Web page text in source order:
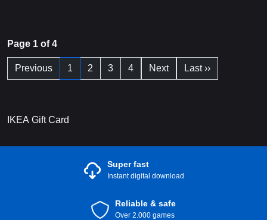
Page 1 of 4
Previous 1 2 3 4 Next Last ››
IKEA Gift Card
Super fast
Instant digital download
Reliable & safe
Over 2.000 games